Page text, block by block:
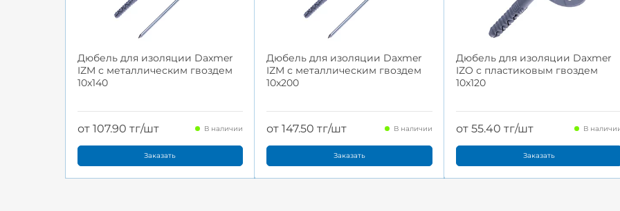
Дюбель для изоляции Daxmer
IZM с металлическим гвоздем
10x140
от 107.90 тг/шт В наличии
Заказать
Дюбель для изоляции Daxmer
IZM с металлическим гвоздем
10x200
от 147.50 тг/шт В наличии
Заказать
Дюбель для изоляции Daxmer
IZO с пластиковым гвоздем
10x120
от 55.40 тг/шт В
Заказать